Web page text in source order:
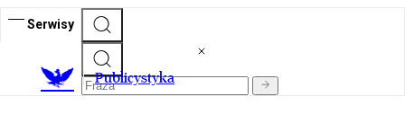
Serwisy
Publicystyka